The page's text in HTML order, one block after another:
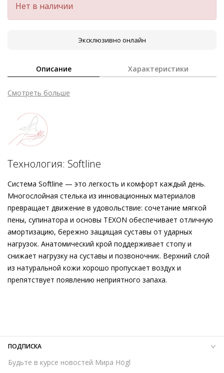
Нет в наличии
Эксклюзивно онлайн
Описание Характеристики
Смотреть больше
Технология: Softline
Система Softline — это легкость и комфорт каждый день.
Многослойная стелька из инновационных материалов
превращает движение в удовольствие: сочетание мягкой
пены, супинатора и основы TEXON обеспечивает отличную
амортизацию, бережно защищая суставы от ударных
нагрузок. Анатомический крой поддерживает стопу и
снижает нагрузку на суставы и позвоночник. Верхний слой
из натуральной кожи хорошо пропускает воздух и
препятствует появлению неприятного запаха.
Материал подошвы Кожаная подошва с изысканной
отделкой и резиновой вставкой
Высота каблука 80 мм
ПОДПИСКА
Будьте в курсе новостей Мира Högl